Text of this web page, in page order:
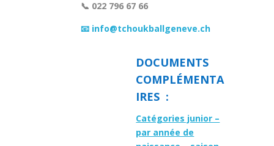
📞 022 796 67 66
📧 info@tchoukballgeneve.ch
DOCUMENTS
COMPLÉMENTA
IRES :
Catégories junior –
par année de